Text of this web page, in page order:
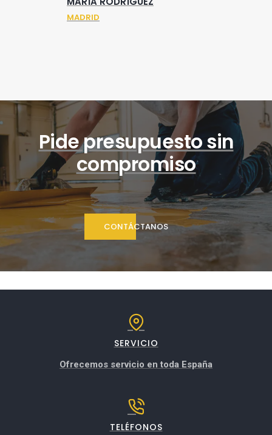
MADRID
Pide presupuesto sin
compromiso
CONTÁCTANOS
SERVICIO
Ofrecemos servicio en toda España
TELÉFONOS